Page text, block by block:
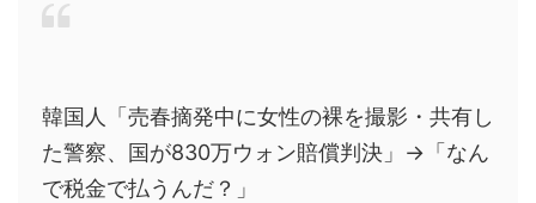
韓国人「売春摘発中に女性の裸を撮影・共有し
た警察、国が830万ウォン賠償判決」→「なん
で税金で払うんだ？」